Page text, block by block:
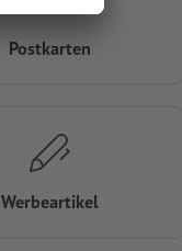
Postkarten
Werbeartikel